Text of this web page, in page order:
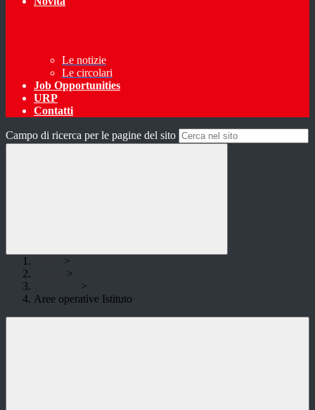
Le notizie
Le circolari
Job Opportunities
URP
Contatti
Campo di ricerca per le pagine del sito
>
>
>
Aree operative Istituto